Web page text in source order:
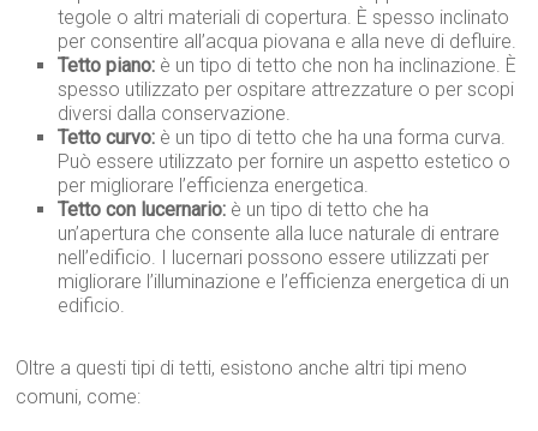
tegole o altri materiali di copertura. È spesso inclinato
per consentire all’acqua piovana e alla neve di defluire.
Tetto piano: è un tipo di tetto che non ha inclinazione. È
spesso utilizzato per ospitare attrezzature o per scopi
diversi dalla conservazione.
Tetto curvo: è un tipo di tetto che ha una forma curva.
Può essere utilizzato per fornire un aspetto estetico o
per migliorare l’efficienza energetica.
Tetto con lucernario: è un tipo di tetto che ha
un’apertura che consente alla luce naturale di entrare
nell’edificio. I lucernari possono essere utilizzati per
migliorare l’illuminazione e l’efficienza energetica di un
edificio.
Oltre a questi tipi di tetti, esistono anche altri tipi meno
comuni, come: